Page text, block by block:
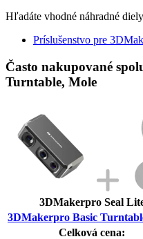
Hľadáte vhodné náhradné
Príslušenstvo pre
Často nakupované
Turntable, Mole
3DMakerpro Seal
3DMakerpro Basic
Celková cena: